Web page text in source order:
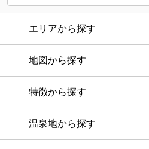
エリアから探す
地図から探す
特徴から探す
温泉地から探す